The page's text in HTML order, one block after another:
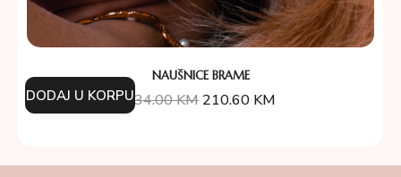
NAUŠNICE BRAME
234.00KM 210.60 KM
DODAJ U KORPU